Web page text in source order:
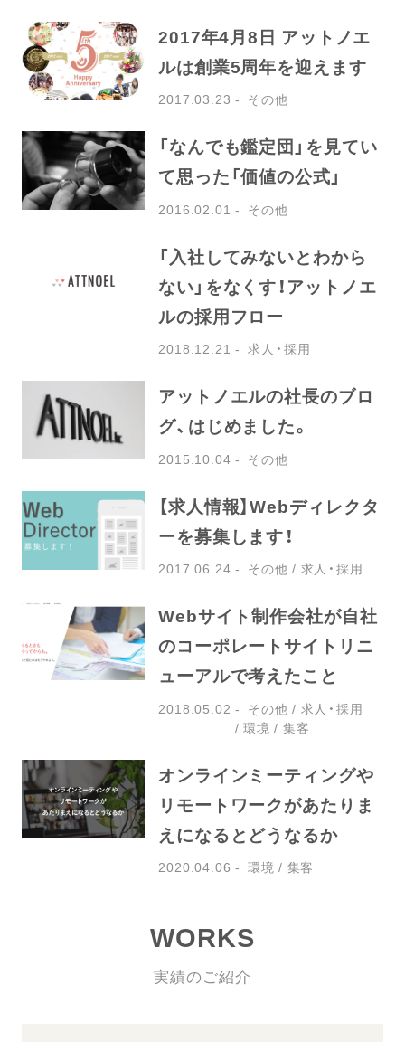
2017年4月8日 アットノエ
ルは創業5周年を迎えます
2017.03.23 その他
「なんでも鑑定団」を見てい
て思った「価値の公式」
2016.02.01 その他
「入社してみないとわから
ない」をなくす！アットノエ
ルの採用フロー
2018.12.21 求人・採用
アットノエルの社長のブロ
グ、はじめました。
2015.10.04 その他
【求人情報】Webディレクタ
ーを募集します！
2017.06.24 その他 求人・採用
Webサイト制作会社が自社
のコーポレートサイトリニ
ューアルで考えたこと
2018.05.02 その他
求人・採用
環境
集客
オンラインミーティングや
リモートワークがあたりま
えになるとどうなるか
2020.04.06 環境 集客
WORKS
実績のご紹介